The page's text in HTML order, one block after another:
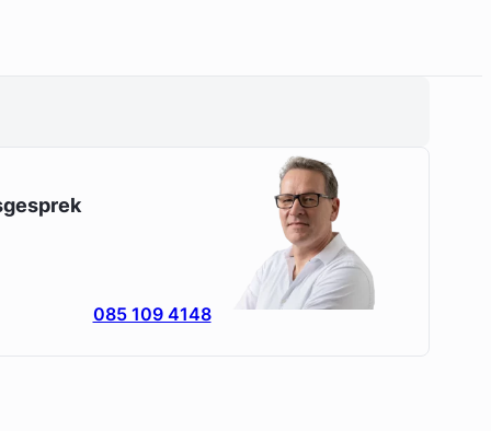
085 109 4148